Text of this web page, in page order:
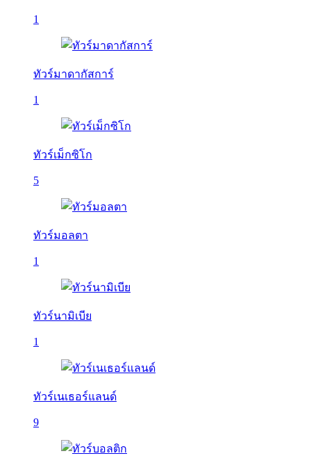
1
ทัวร์มาดากัสการ์
1
ทัวร์เม็กซิโก
5
ทัวร์มอลตา
1
ทัวร์นามิเบีย
1
ทัวร์เนเธอร์แลนด์
9